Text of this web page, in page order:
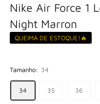
Nike Air Force 1
Night Marron
QUEIMA DE ESTOQUE!🔥
Tamanho: 34
34 35 36